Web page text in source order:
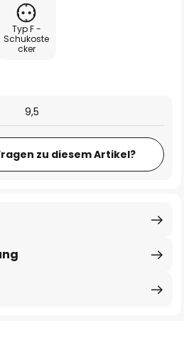
Typ F -
Schukoste
cker
9,5
zu diesem Artikel?